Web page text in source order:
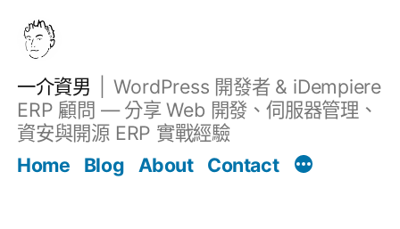
一介資男
WordPress 開發者 & iDempiere
ERP 顧問 — 分享 Web 開發、伺服器管理、
資安與開源 ERP 實戰經驗
Home
Blog About Contact
文章